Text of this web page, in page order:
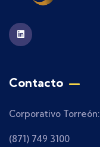
Contacto
Corporativo Torreón:
(871) 749 3100